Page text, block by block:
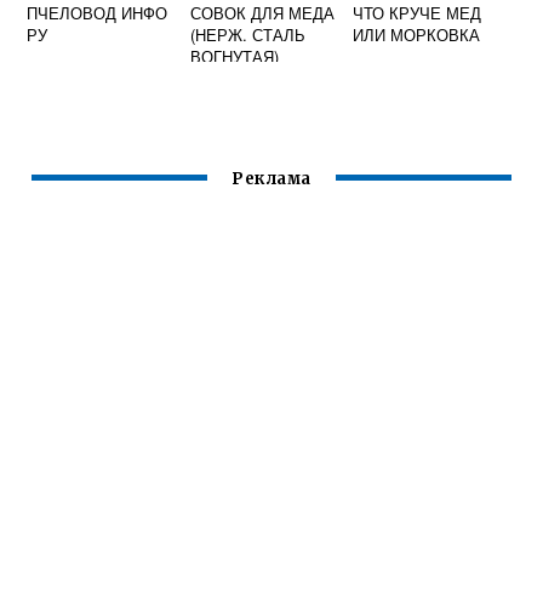
ПЧЕЛОВОД ИНФО
РУ
СОВОК ДЛЯ МЕДА
(НЕРЖ. СТАЛЬ
ВОГНУТАЯ)
ЧТО КРУЧЕ МЕД
ИЛИ МОРКОВКА
Реклама